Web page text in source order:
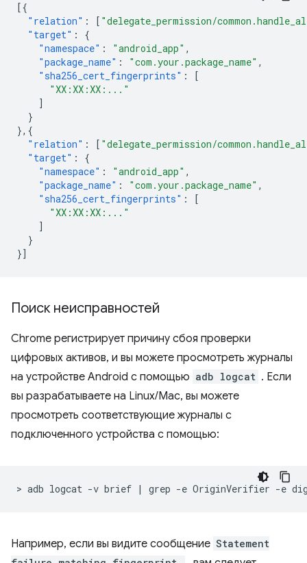
[{
"relation" : [ "delegate_permission/
"target" :
{
"namespace" : "android_app" ,
"package_name" : "com.your.package_name" ,
"sha256_cert_fingerprints" :
[
"XX:XX:XX:..."
]
}
},{
"relation" : [ "delegate_permission/
"target" :
{
"namespace" : "android_app" ,
"package_name" : "com.your.package_name" ,
"sha256_cert_fingerprints" :
[
"XX:XX:XX:..."
]
}
}]
Поиск неисправностей
Chrome регистрирует причину сбоя проверки
цифровых активов, и вы можете просмотреть журналы
на устройстве Android с помощью adb logcat . Если
вы разрабатываете на Linux/Mac, вы можете
просмотреть соответствующие журналы с
подключенного устройства с помощью:
> adb logcat -v brief | grep -e OriginVerifier -e
Например, если вы видите сообщение Statement